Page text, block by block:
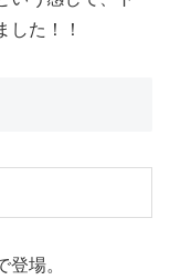
した！！
場。